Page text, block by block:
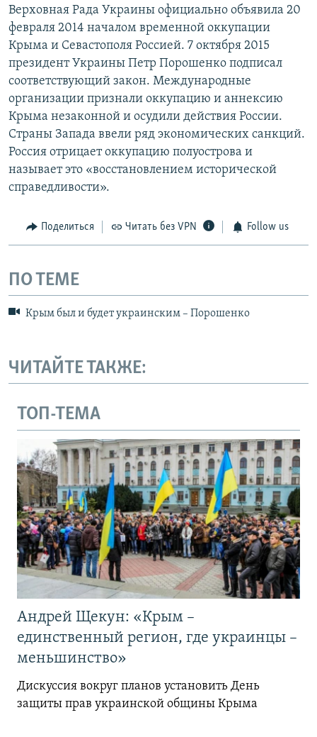
Верховная Рада Украины официально объявила 20
февраля 2014 началом временной оккупации
Крыма и Севастополя Россией. 7 октября 2015
президент Украины Петр Порошенко подписал
соответствующий закон. Международные
организации признали оккупацию и аннексию
Крыма незаконной и осудили действия России.
Страны Запада ввели ряд экономических санкций.
Россия отрицает оккупацию полуострова и
называет это «восстановлением исторической
справедливости».
Поделиться Читать без VPN Follow us
ПО ТЕМЕ
Крым был и будет украинским – Порошенко
ЧИТАЙТЕ ТАКЖЕ:
ТОП-ТЕМА
Андрей Щекун: «Крым –
единственный регион, где украинцы –
меньшинство»
Дискуссия вокруг планов установить День
защиты прав украинской общины Крыма